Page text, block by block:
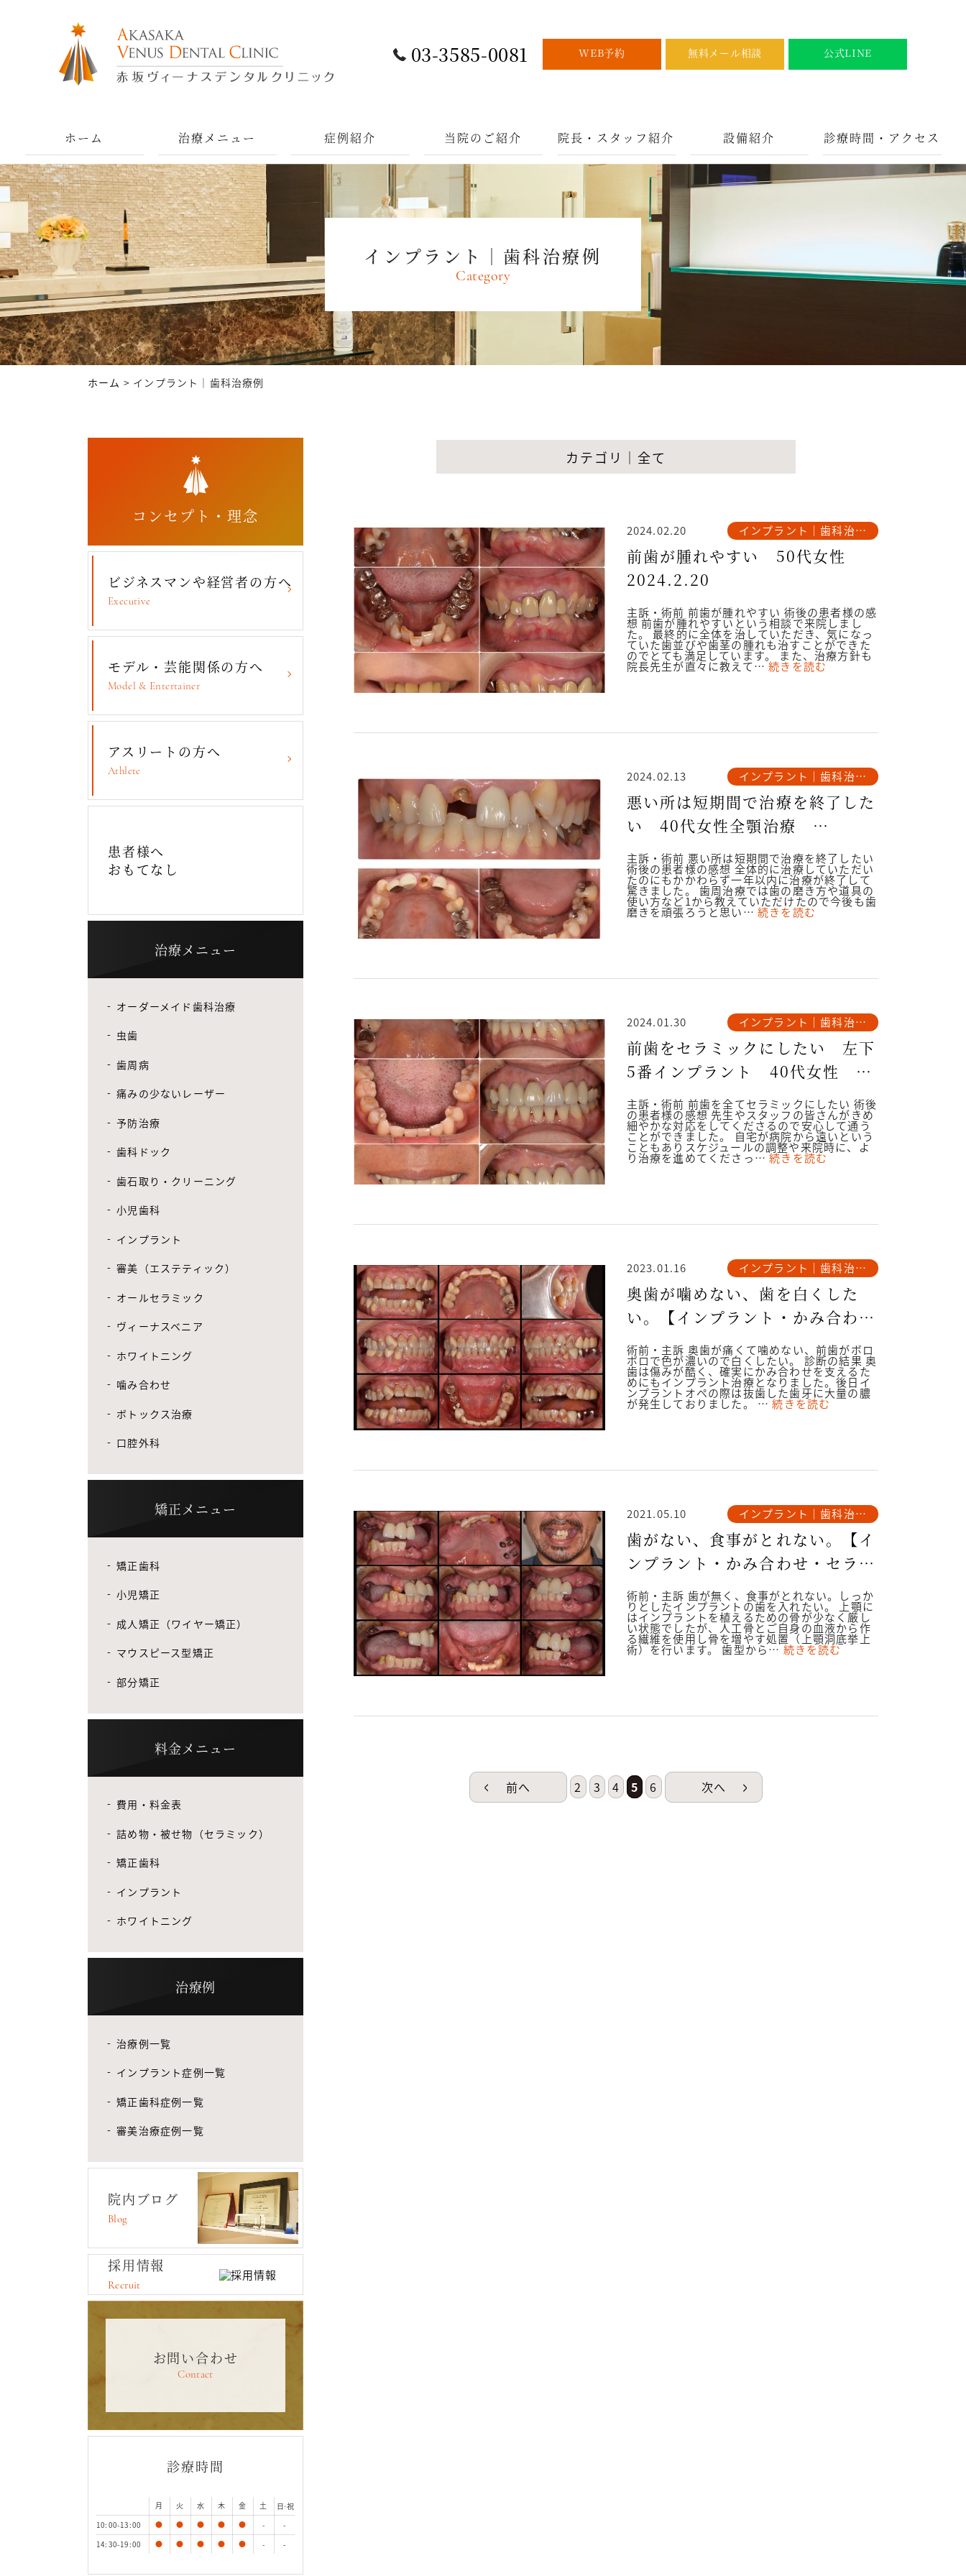
03-3585-0081 WEB予約 無料メール相談 公式LINE
ホーム 治療メニュー 症例紹介 当院のご紹介 院長・スタッフ紹介 設備紹介 診療時間・アクセス
インプラント｜歯科治療例
Category
ホーム > インプラント｜歯科治療例
カテゴリ｜全て
2024.02.20
インプラント｜歯科治療
前歯が腫れやすい 50代女性
2024.2.20
主訴・術前 前歯が腫れやすい 術後の患者様の感
想 前歯が腫れやすいという相談で来院しまし
た。 最終的に全体を治していただき、気になっ
ていた歯並びや歯茎の腫れも治すことができた
のでとても満足しています。 また、治療方針も
院長先生が直々に教えて…続きを読む
2024.02.13
インプラント｜歯科治療
例
悪い所は短期間で治療を終了した
い 40代女性全顎治療
2024.2.13
主訴・術前 悪い所は短期間で治療を終了したい
術後の患者様の感想 全体的に治療していただい
たのにもかかわらず一年以内に治療が終了して
驚きました。 歯周治療では歯の磨き方や道具の
使い方など1から教えていただけたので今後も歯
磨きを頑張ろうと思い…続きを読む
2024.01.30
インプラント｜歯科治療
前歯をセラミックにしたい 左下
5番インプラント 40代女性
2024.1.30
主訴・術前 前歯を全てセラミックにしたい 術後
の患者様の感想 先生やスタッフの皆さんがきめ
細やかな対応をしてくださるので安心して通う
ことができました。 自宅が病院から遠いという
こともありスケジュールの調整や来院時に、よ
り治療を進めてくださっ…続きを読む
2023.01.16
インプラント｜歯科治療
奥歯が噛めない、歯を白くした
い。【インプラント・かみ合わ
せ・セラミック治療例】40代男
性 y996.20180104
術前・主訴 奥歯が痛くて噛めない、前歯がボロ
ボロで色が濃いので白くしたい。 診断の結果 奥
歯は傷みが酷く、確実にかみ合わせを支えるた
めにもインプラント治療となりました。後日イ
ンプラントオペの際は抜歯した歯牙に大量の膿
が発生しておりました。 …続きを読む
2021.05.10
インプラント｜歯科治療
例
歯がない、食事がとれない。【イ
ンプラント・かみ合わせ・セラミ
ック治療例】50代男性
n1421.20190624
術前・主訴 歯が無く、食事がとれない。しっか
りとしたインプラントの歯を入れたい。 上顎に
はインプラントを植えるための骨が少なく厳し
い状態でしたが、人工骨とご自身の血液から作
る繊維を使用し骨を増やす処置（上顎洞底挙上
術）を行います。 歯型から… 続きを読む
前へ 2 3 4 5 6 次へ
コンセプト・理念
ビジネスマンや経営者の方へ
Executive
モデル・芸能関係の方へ
Model & Entertainer
アスリートの方へ
Athlete
患者様へ
おもてなし
治療メニュー
オーダーメイド歯科治療
虫歯
歯周病
痛みの少ないレーザー
予防治療
歯科ドック
歯石取り・クリーニング
小児歯科
インプラント
審美（エステティック）
オールセラミック
ヴィーナスベニア
ホワイトニング
噛み合わせ
ボトックス治療
口腔外科
矯正メニュー
矯正歯科
小児矯正
成人矯正（ワイヤー矯正）
マウスピース型矯正
部分矯正
料金メニュー
費用・料金表
詰め物・被せ物（セラミック）
矯正歯科
インプラント
ホワイトニング
治療例
治療例一覧
インプラント症例一覧
矯正歯科症例一覧
審美治療症例一覧
院内ブログ
Blog
採用情報
Recruit
お問い合わせ
Contact
診療時間
月 火 水 木 金 土
日·祝
10:00-13:00
● ● ● ● ● -
-
14:30-19:00
● ● ● ● ● - -